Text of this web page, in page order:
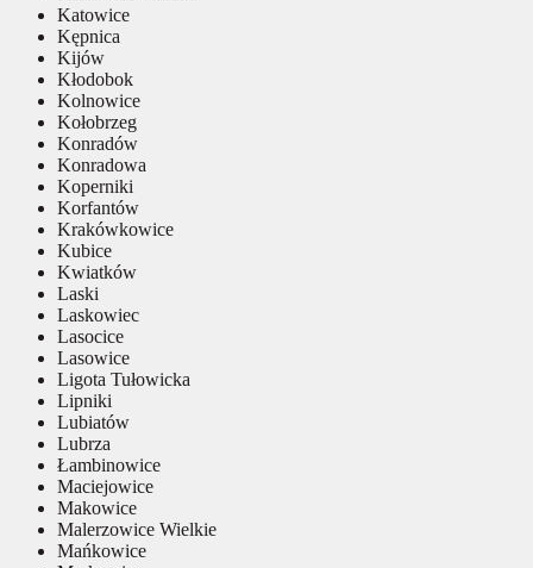
Katowice
Kępnica
Kijów
Kłodobok
Kolnowice
Kołobrzeg
Konradów
Konradowa
Koperniki
Korfantów
Krakówkowice
Kubice
Kwiatków
Laski
Laskowiec
Lasocice
Lasowice
Ligota Tułowicka
Lipniki
Lubiatów
Lubrza
Łambinowice
Maciejowice
Makowice
Malerzowice Wielkie
Mańkowice